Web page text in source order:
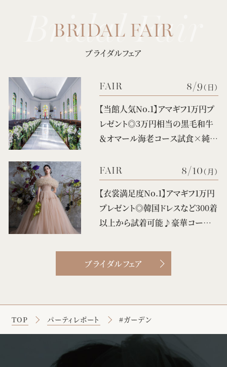
ブライダルフェア
FAIR 8/9 （日）
【当館人気No.1】アマギフ1万円プ
レゼント◎3万円相当の黒毛和牛
＆オマール海老コース試食×純白
着や3タイプの会場案内など、憧れ
花嫁FULL体験BIGフェア！
FAIR 8/10 （月）
【衣裳満足度No.1】アマギフ1万円
プレゼント◎韓国ドレスなど300着
以上から試着可能♪豪華コース
ブライダルフェア
TOP パーティレポート #ガーデン